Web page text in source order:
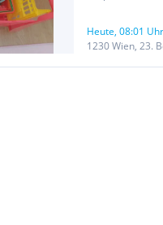
Heute, 08:01 Uhr
1230 Wien, 23.